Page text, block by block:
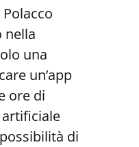
nella
una
un’app
ore di
di